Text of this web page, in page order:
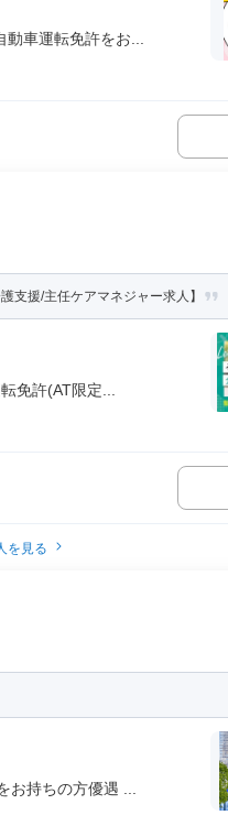
車運転免許をお...
支援/主任ケアマネジャー求人】
免許(AT限定...
を見る
持ちの方優遇 ...